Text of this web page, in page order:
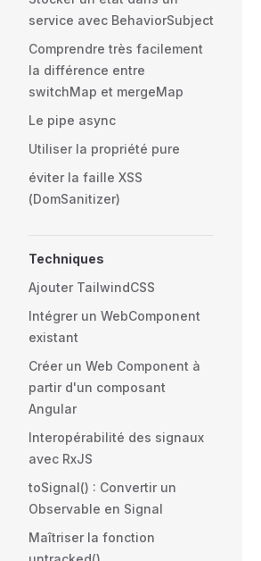
service avec BehaviorSubject
Comprendre très facilement
la différence entre
switchMap et mergeMap
Le pipe async
Utiliser la propriété pure
éviter la faille XSS
(DomSanitizer)
Techniques
Ajouter TailwindCSS
Intégrer un WebComponent
existant
Créer un Web Component à
partir d'un composant
Angular
Interopérabilité des signaux
avec RxJS
toSignal() : Convertir un
Observable en Signal
Maîtriser la fonction